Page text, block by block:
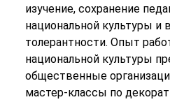
изучение, сохранение
национальной культуры и
толерантности. Опыт
национальной культуры
общественные
мастер-классы по